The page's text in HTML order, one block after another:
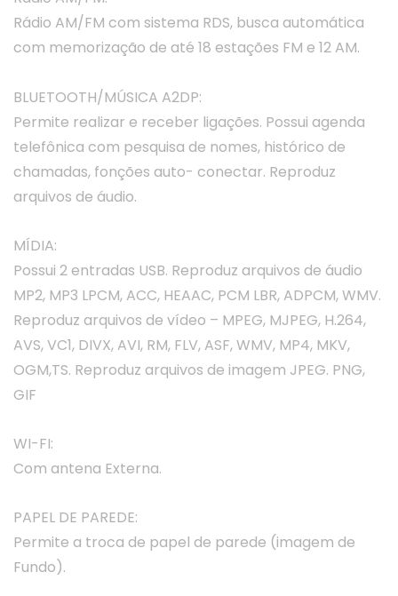
Rádio AM/FM com sistema RDS, busca automática
com memorização de até 18 estações FM e 12 AM.
BLUETOOTH/MÚSICA A2DP:
Permite realizar e receber ligações. Possui agenda
telefônica com pesquisa de nomes, histórico de
chamadas, fonções auto- conectar. Reproduz
arquivos de áudio.
MÍDIA:
Possui 2 entradas USB. Reproduz arquivos de áudio
MP2, MP3 LPCM, ACC, HEAAC, PCM LBR, ADPCM, WMV.
Reproduz arquivos de vídeo – MPEG, MJPEG, H.264,
AVS, VC1, DIVX, AVI, RM, FLV, ASF, WMV, MP4, MKV,
OGM,TS. Reproduz arquivos de imagem JPEG. PNG,
GIF
WI-FI:
Com antena Externa.
PAPEL DE PAREDE:
Permite a troca de papel de parede (imagem de
Fundo).